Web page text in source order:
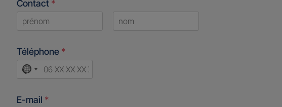
Contact *
Téléphone *
No
E-mail *